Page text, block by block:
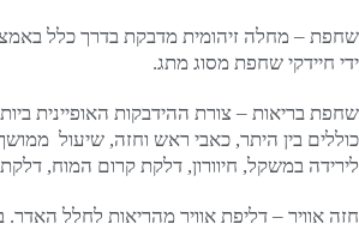
שחפת – מחלה זיהומית מדבקת בדרך כלל
ידי חיידקי שחפת מסוג מתג.
שחפת בריאות – צורת ההידבקות האופיינית
כוללים בין היתר, כאבי ראש וחזה, שיעול
לירידה במשקל, חיוורון, דלקת קרום המוח,
חזה אוויר – דליפת אוויר מהריאות לחלל האדר.